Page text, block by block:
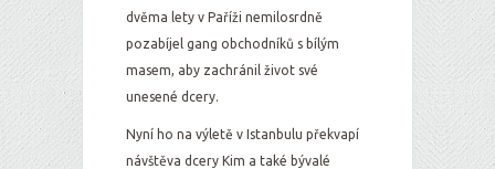
dvěma lety v Paříži nemilosrdně
pozabíjel gang obchodníků s bílým
masem, aby zachránil život své
unesené dcery.
Nyní ho na výletě v Istanbulu překvapí
návštěva dcery Kim a také bývalé